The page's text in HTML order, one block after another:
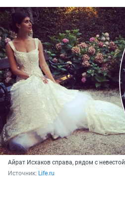
Айрат Исхаков справа, рядом с невестой
Источник: Life.ru